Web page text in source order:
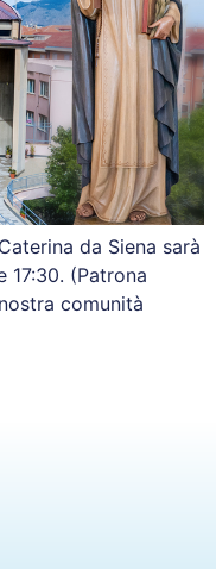
da Siena sarà
(Patrona
comunità